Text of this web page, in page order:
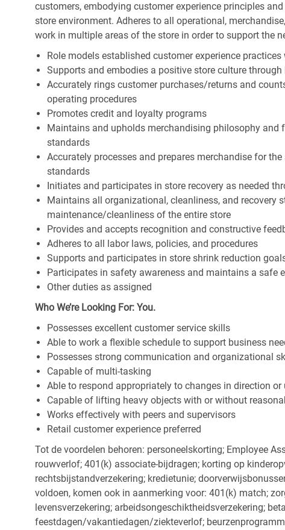
customers, embodying customer experience principles
store environment. Adheres to all operational,
work in multiple areas of the store in order to support the
Role models established customer experience
Supports and embodies a positive store culture through
Accurately rings customer purchases/returns and
operating procedures
Promotes credit and loyalty programs
Maintains and upholds merchandising philosophy and
standards
Accurately processes and prepares merchandise for
standards
Initiates and participates in store recovery as needed
Maintains all organizational, cleanliness, and recovery
maintenance/cleanliness of the entire store
Provides and accepts recognition and constructive
Adheres to all labor laws, policies, and procedures
Supports and participates in store shrink reduction
Participates in safety awareness and maintains a safe
Other duties as assigned
Who We’re Looking For: You.
Possesses excellent customer service skills
Able to work a flexible schedule to support business
Possesses strong communication and organizational
Capable of multi-tasking
Able to respond appropriately to changes in direction
Capable of lifting heavy objects with or without
Works effectively with peers and supervisors
Retail customer experience preferred
Tot de voordelen behoren: personeelskorting; Employee
rouwverlof; 401(k) associate-bijdragen; korting op
rechtsbijstandverzekering; kredietunie;
voldoen, komen ook in aanmerking voor: 401(k) match;
levensverzekering; arbeidsongeschiktheidsverzekering;
feestdagen/vakantiedagen/ziekteverlof;